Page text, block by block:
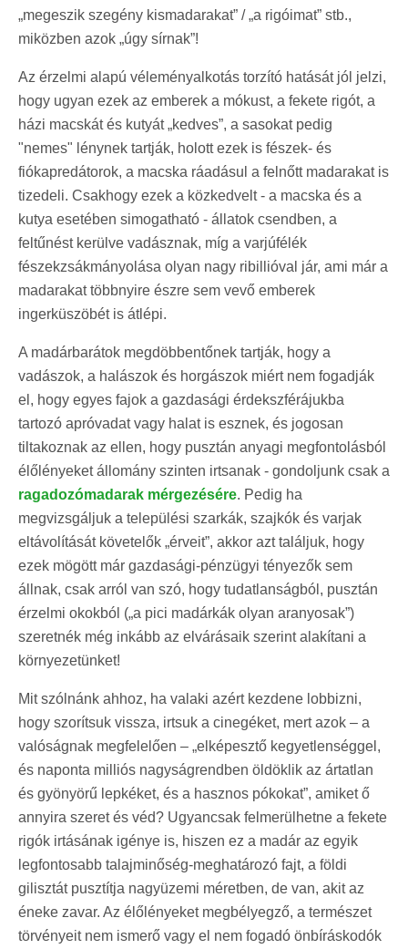
„megeszik szegény kismadarakat” / „a rigóimat” stb.,
miközben azok „úgy sírnak”!
Az érzelmi alapú véleményalkotás torzító hatását jól jelzi,
hogy ugyan ezek az emberek a mókust, a fekete rigót, a
házi macskát és kutyát „kedves”, a sasokat pedig
"nemes" lénynek tartják, holott ezek is fészek- és
fiókapredátorok, a macska ráadásul a felnőtt madarakat is
tizedeli. Csakhogy ezek a közkedvelt - a macska és a
kutya esetében simogatható - állatok csendben, a
feltűnést kerülve vadásznak, míg a varjúfélék
fészekzsákmányolása olyan nagy ribillióval jár, ami már a
madarakat többnyire észre sem vevő emberek
ingerküszöbét is átlépi.
A madárbarátok megdöbbentőnek tartják, hogy a
vadászok, a halászok és horgászok miért nem fogadják
el, hogy egyes fajok a gazdasági érdekszférájukba
tartozó apróvadat vagy halat is esznek, és jogosan
tiltakoznak az ellen, hogy pusztán anyagi megfontolásból
élőlényeket állomány szinten irtsanak - gondoljunk csak a
ragadozómadarak mérgezésére. Pedig ha
megvizsgáljuk a települési szarkák, szajkók és varjak
eltávolítását követelők „érveit”, akkor azt találjuk, hogy
ezek mögött már gazdasági-pénzügyi tényezők sem
állnak, csak arról van szó, hogy tudatlanságból, pusztán
érzelmi okokból („a pici madárkák olyan aranyosak”)
szeretnék még inkább az elvárásaik szerint alakítani a
környezetünket!
Mit szólnánk ahhoz, ha valaki azért kezdene lobbizni,
hogy szorítsuk vissza, irtsuk a cinegéket, mert azok – a
valóságnak megfelelően – „elképesztő kegyetlenséggel,
és naponta milliós nagyságrendben öldöklik az ártatlan
és gyönyörű lepkéket, és a hasznos pókokat”, amiket ő
annyira szeret és véd? Ugyancsak felmerülhetne a fekete
rigók irtásának igénye is, hiszen ez a madár az egyik
legfontosabb talajminőség-meghatározó fajt, a földi
gilisztát pusztítja nagyüzemi méretben, de van, akit az
éneke zavar. Az élőlényeket megbélyegző, a természet
törvényeit nem ismerő vagy el nem fogadó önbíráskodók